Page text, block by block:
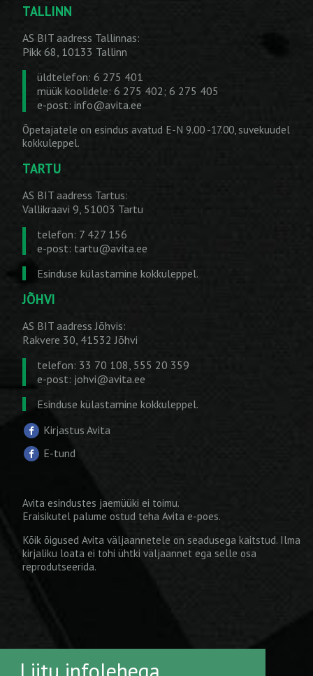
TALLINN
AS BIT aadress Tallinnas:
Pikk 68, 10133 Tallinn
üldtelefon: 6 275 401
müük koolidele: 6 275 402; 6 275 405
e-post: info@avita.ee
Õpetajatele on esindus avatud E-N 9.00 -17.00, suvekuudel
kokkuleppel.
TARTU
AS BIT aadress Tartus:
Vallikraavi 9, 51003 Tartu
telefon: 7 427 156
e-post: tartu@avita.ee
Esinduse külastamine kokkuleppel.
JÕHVI
AS BIT aadress Jõhvis:
Rakvere 30, 41532 Jõhvi
telefon: 33 70 108, 555 20 359
e-post: johvi@avita.ee
Esinduse külastamine kokkuleppel.
Kirjastus Avita
E-tund
Avita esindustes jaemüüki ei toimu.
Eraisikutel palume ostud teha Avita e-poes.
Kõik õigused Avita väljaannetele on seadusega kaitstud. Ilma
kirjaliku loata ei tohi ühtki väljaannet ega selle osa
reprodutseerida.
Liitu infolehega